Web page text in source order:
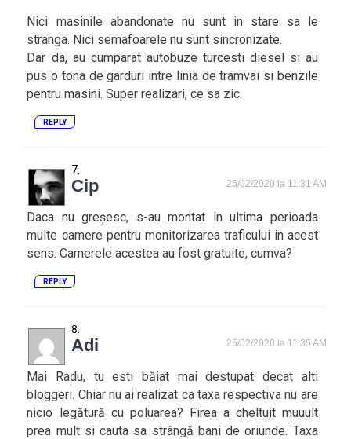
Nici masinile abandonate nu sunt in stare sa le
stranga. Nici semafoarele nu sunt sincronizate.
Dar da, au cumparat autobuze turcesti diesel si au
pus o tona de garduri intre linia de tramvai si benzile
pentru masini. Super realizari, ce sa zic.
REPLY
Cip 25/02/2020 la 11:31 AM
Daca nu greșesc, s-au montat in ultima perioada
multe camere pentru monitorizarea traficului in acest
sens. Camerele acestea au fost gratuite, cumva?
REPLY
Adi 25/02/2020 la 11:35 AM
Mai Radu, tu esti băiat mai destupat decat alti
bloggeri. Chiar nu ai realizat ca taxa respectiva nu are
nicio legătură cu poluarea? Firea a cheltuit muuult
prea mult si cauta sa strângă bani de oriunde. Taxa